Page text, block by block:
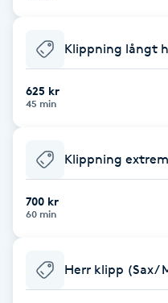
Brynfärgning
Brynplockning
Celluliter
Color correction
Klippning långt
625 kr
45 min
Klippning
700 kr
60 min
Herr klipp (Sax/